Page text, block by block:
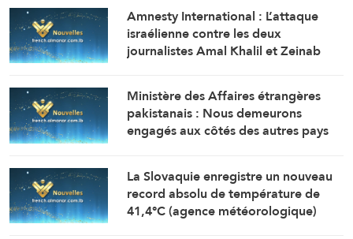
Amnesty International : L’attaque
israélienne contre les deux
journalistes Amal Khalil et Zeinab
indépendante en tant que crime de
guerre.
Ministère des Affaires étrangères
pakistanais : Nous demeurons
engagés aux côtés des autres pays
et la situation à Ormuz.
La Slovaquie enregistre un nouveau
record absolu de température de
41,4°C (agence météorologique)